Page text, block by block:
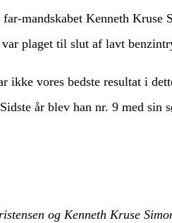
far-mandskabet Kenneth
var plaget til slut af lavt
ikke vores bedste resultat i
år blev han nr. 9 med sin
og Kenneth Kruse